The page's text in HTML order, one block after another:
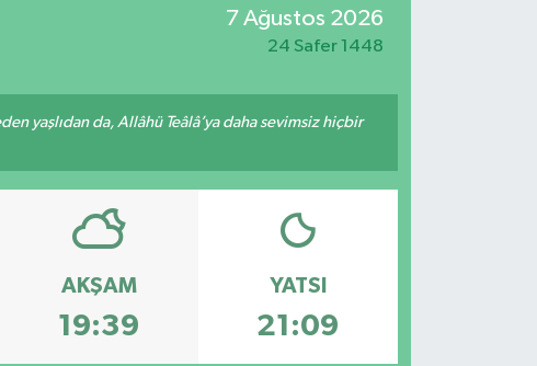
7 Ağustos 2026
24 Safer 1448
yaşlıdan da, Allâhü Teâlâ’ya daha sevimsiz hiçbir
AKŞAM
19:39
YATSI
21:09